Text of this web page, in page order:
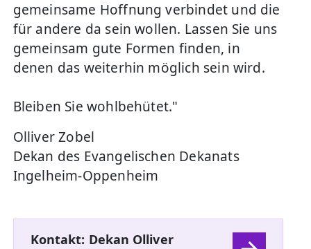
gemeinsame Hoffnung verbindet und die
für andere da sein wollen. Lassen Sie uns
gemeinsam gute Formen finden, in
denen das weiterhin möglich sein wird.
Bleiben Sie wohlbehütet."
Olliver Zobel
Dekan des Evangelischen Dekanats
Ingelheim-Oppenheim
Kontakt: Dekan Olliver